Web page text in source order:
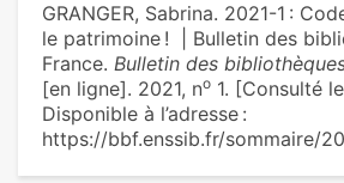
GRANGER, Sabrina. 2021-1 :
le patrimoine ! | Bulletin des
France. Bulletin des
[en ligne]. 2021, no 1. [Consulté
Disponible à l’adresse :
https://bbf.enssib.fr/sommaire/